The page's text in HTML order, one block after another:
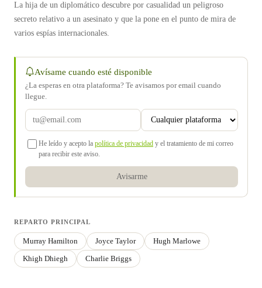
La hija de un diplomático descubre por casualidad un peligroso
secreto relativo a un asesinato y que la pone en el punto de mira de
varios espías internacionales.
Avísame cuando esté disponible
¿La esperas en otra plataforma? Te avisamos por email cuando
llegue.
He leído y acepto la política de privacidad y el tratamiento de mi correo
para recibir este aviso.
Avisarme
REPARTO PRINCIPAL
Murray Hamilton Joyce Taylor
Hugh Marlowe
Khigh Dhiegh
Charlie Briggs